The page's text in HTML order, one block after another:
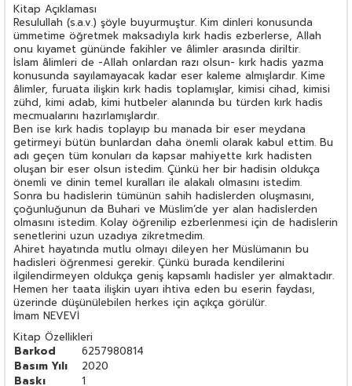
Kitap Açıklaması
Resulullah (s.a.v.) şöyle buyurmuştur. Kim dinleri konusunda
ümmetime öğretmek maksadıyla kırk hadis ezberlerse, Allah
onu kıyamet gününde fakihler ve âlimler arasında diriltir.
İslam âlimleri de -Allah onlardan razı olsun- kırk hadis yazma
konusunda sayılamayacak kadar eser kaleme almışlardır. Kime
âlimler, furuata ilişkin kırk hadis toplamışlar, kimisi cihad, kimisi
zühd, kimi adab, kimi hutbeler alanında bu türden kırk hadis
mecmualarını hazırlamışlardır.
Ben ise kırk hadis toplayıp bu manada bir eser meydana
getirmeyi bütün bunlardan daha önemli olarak kabul ettim. Bu
adı geçen tüm konuları da kapsar mahiyette kırk hadisten
oluşan bir eser olsun istedim. Çünkü her bir hadisin oldukça
önemli ve dinin temel kuralları ile alakalı olmasını istedim.
Sonra bu hadislerin tümünün sahih hadislerden oluşmasını,
çoğunluğunun da Buhari ve Müslim’de yer alan hadislerden
olmasını istedim. Kolay öğrenilip ezberlenmesi için de hadislerin
senetlerini uzun uzadıya zikretmedim.
Ahiret hayatında mutlu olmayı dileyen her Müslümanın bu
hadisleri öğrenmesi gerekir. Çünkü burada kendilerini
ilgilendirmeyen oldukça geniş kapsamlı hadisler yer almaktadır.
Hemen her taata ilişkin uyarı ihtiva eden bu eserin faydası,
üzerinde düşünülebilen herkes için açıkça görülür.
İmam NEVEVİ
Kitap Özellikleri
Barkod
6257980814
Basım Yılı
2020
Baskı
1